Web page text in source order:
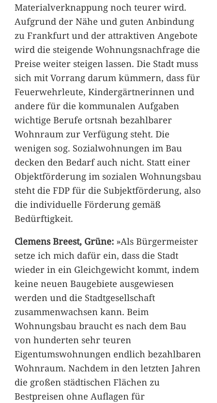
Materialverknappung noch teurer wird.
Aufgrund der Nähe und guten Anbindung
zu Frankfurt und der attraktiven Angebote
wird die steigende Wohnungsnachfrage die
Preise weiter steigen lassen. Die Stadt muss
sich mit Vorrang darum kümmern, dass für
Feuerwehrleute, Kindergärtnerinnen und
andere für die kommunalen Aufgaben
wichtige Berufe ortsnah bezahlbarer
Wohnraum zur Verfügung steht. Die
wenigen sog. Sozialwohnungen im Bau
decken den Bedarf auch nicht. Statt einer
Objektförderung im sozialen Wohnungsbau
steht die FDP für die Subjektförderung, also
die individuelle Förderung gemäß
Bedürftigkeit.
Clemens Breest, Grüne:»Als Bürgermeister
setze ich mich dafür ein, dass die Stadt
wieder in ein Gleichgewicht kommt, indem
keine neuen Baugebiete ausgewiesen
werden und die Stadtgesellschaft
zusammenwachsen kann. Beim
Wohnungsbau braucht es nach dem Bau
von hunderten sehr teuren
Eigentumswohnungen endlich bezahlbaren
Wohnraum. Nachdem in den letzten Jahren
die großen städtischen Flächen zu
Bestpreisen ohne Auflagen für